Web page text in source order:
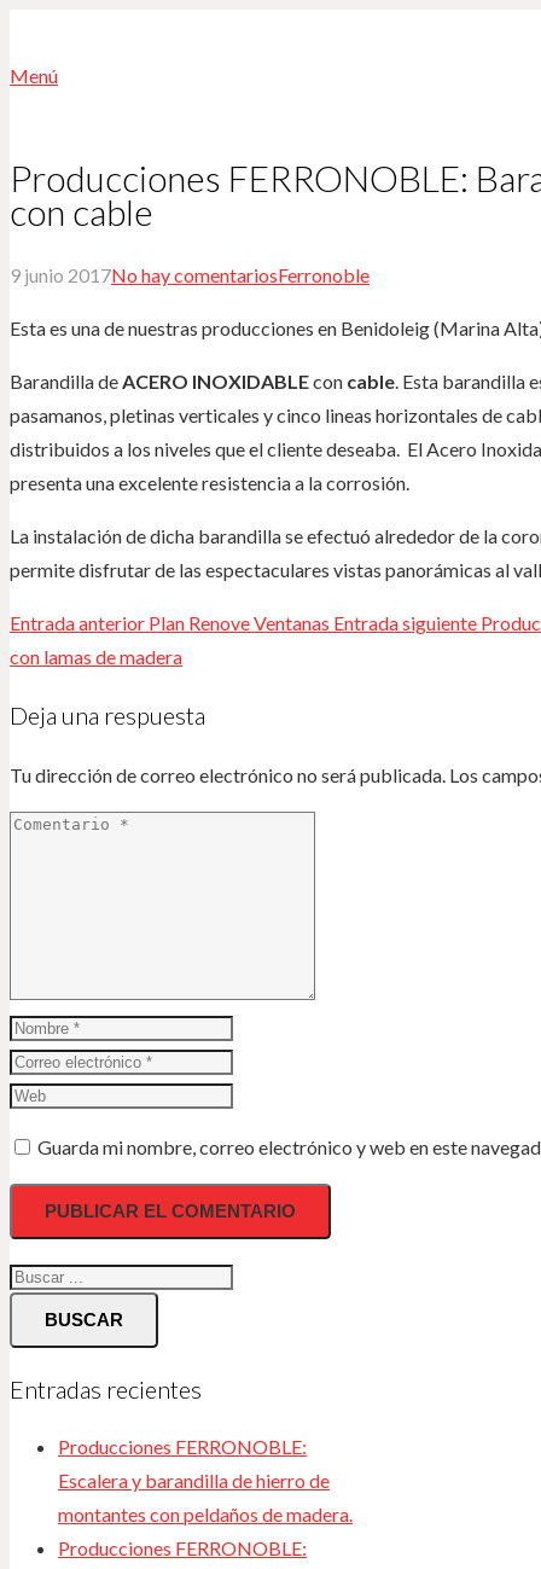
Menú
Producciones FERRONOBLE:
con cable
9 junio 2017No hay comentariosFerronoble
Esta es una de nuestras producciones en Benidoleig (Marina
Barandilla de ACERO INOXIDABLEcon cable . Esta barandilla
pasamanos, pletinas verticales y cinco lineas horizontales de
distribuidos a los niveles que el cliente deseaba. El Acero
presenta una excelente resistencia a la corrosión.
La instalación de dicha barandilla se efectuó alrededor de la
permite disfrutar de las espectaculares vistas panorámicas al
Entrada anterior Plan Renove Ventanas Entrada siguiente
con lamas de madera
Deja una respuesta
Tu dirección de correo electrónico no será publicada. Los
Guarda mi nombre, correo electrónico y web en este
BUSCAR
Entradas recientes
Producciones FERRONOBLE:
Escalera y barandilla de hierro de
montantes con peldaños de madera.
Producciones FERRONOBLE: